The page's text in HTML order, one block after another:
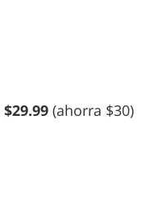
$29.99 (ahorra $30)